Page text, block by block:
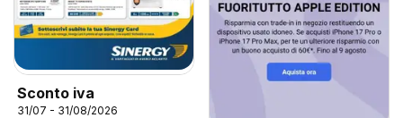
Sconto iva
31/07 - 31/08/2026